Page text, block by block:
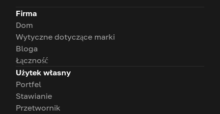
Firma
Dom
Wytyczne dotyczące marki
Bloga
Łączność
Użytek własny
Portfel
Stawianie
Przetwornik